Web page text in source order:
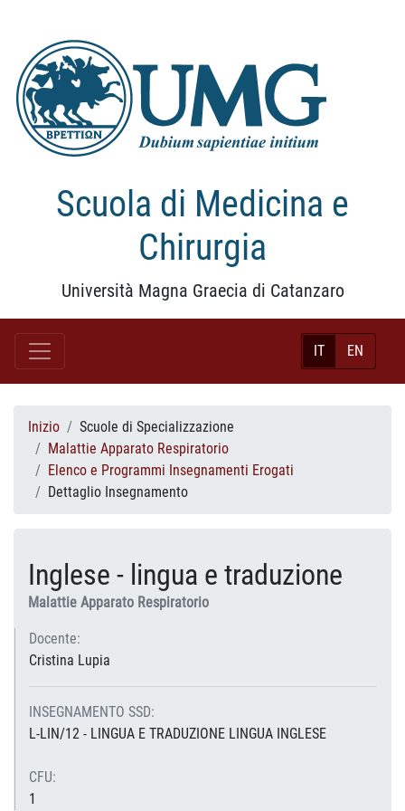
Scuola di Medicina e
Chirurgia
Università Magna Graecia di Catanzaro
IT EN
Inizio
Scuole di Specializzazione
Malattie Apparato Respiratorio
Elenco e Programmi Insegnamenti Erogati
Dettaglio Insegnamento
Inglese - lingua e traduzione
Malattie Apparato Respiratorio
Docente:
Cristina Lupia
INSEGNAMENTO SSD:
L-LIN/12 - LINGUA E TRADUZIONE LINGUA INGLESE
CFU:
1